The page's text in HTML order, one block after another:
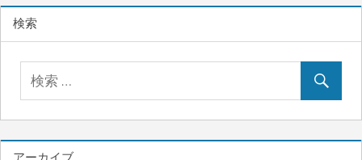
検索